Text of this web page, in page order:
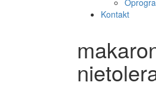
Kontakt